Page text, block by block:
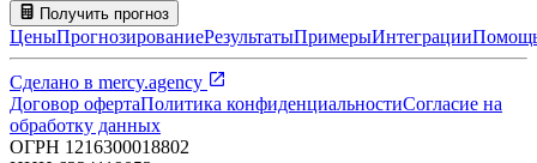
Получить прогноз
ЦеныПрогнозированиеРезультатыПримерыИнтеграции
Сделано в mercy.agency
Договор офертаПолитика конфиденциальностиСогласие на
обработку данных
ОГРН 1216300018802